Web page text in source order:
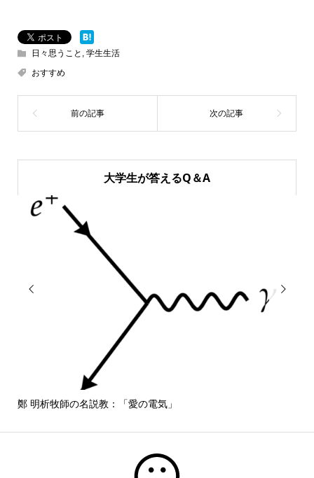
日々思うこと , 学生生活
おすすめ
大学生が答えるQ＆A

鄭 明析牧師の名説教：「愛の電気」
